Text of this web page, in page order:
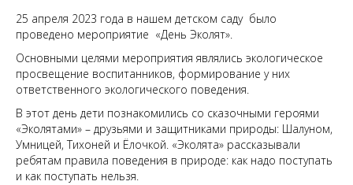
25 апреля 2023 года в нашем детском саду было
проведено мероприятие «День Эколят».
Основными целями мероприятия являлись экологическое
просвещение воспитанников, формирование у них
ответственного экологического поведения.
В этот день дети познакомились со сказочными героями
«Эколятами» – друзьями и защитниками природы: Шалуном,
Умницей, Тихоней и Ёлочкой. «Эколята» рассказывали
ребятам правила поведения в природе: как надо поступать
и как поступать нельзя.